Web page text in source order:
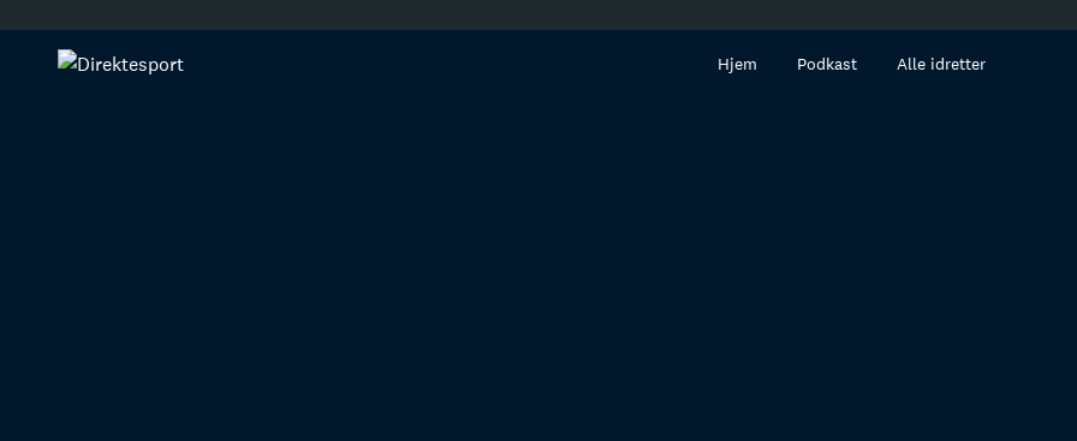
innhold
Hjem Podkast Alle idretter